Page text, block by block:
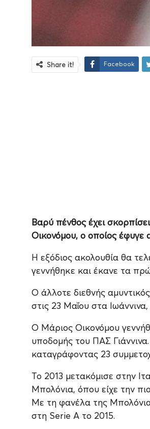
Share it! Facebook
Βαρύ πένθος έχει
Οικονόμου, ο οποίος έφυγε
Η εξόδιος ακολουθία θα
γεννήθηκε και έκανε τα
Ο άλλοτε διεθνής
στις 23 Μαΐου στα
Ο Μάριος Οικονόμου
υποδομής του ΠΑΣ
καταγράφοντας 23
Το 2013 μετακόμισε στην
Μπολόνια, όπου είχε την
Με τη φανέλα της
στη Serie A το 2015.